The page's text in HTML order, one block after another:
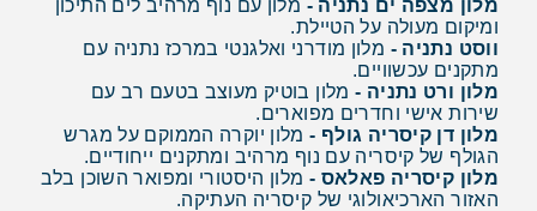
מלון מצפה ים נתניה - מלון עם נוף מרהיב לים התיכון
ומיקום מעולה על הטיילת.
ווסט נתניה - מלון מודרני ואלגנטי במרכז נתניה עם
מתקנים עכשוויים.
מלון ורט נתניה - מלון בוטיק מעוצב בטעם רב עם
שירות אישי וחדרים מפוארים.
מלון דן קיסריה גולף -מלון יוקרה הממוקם על מגרש
הגולף של קיסריה עם נוף מרהיב ומתקנים ייחודיים.
מלון קיסריה פאלאס - מלון היסטורי ומפואר השוכן בלב
האזור הארכיאולוגי של קיסריה העתיקה.